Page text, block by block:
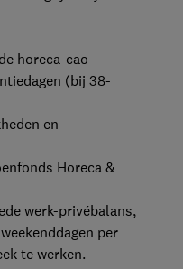
horeca-cao
(bij 38-
en
Horeca &
werk-privébalans,
per
te werken.